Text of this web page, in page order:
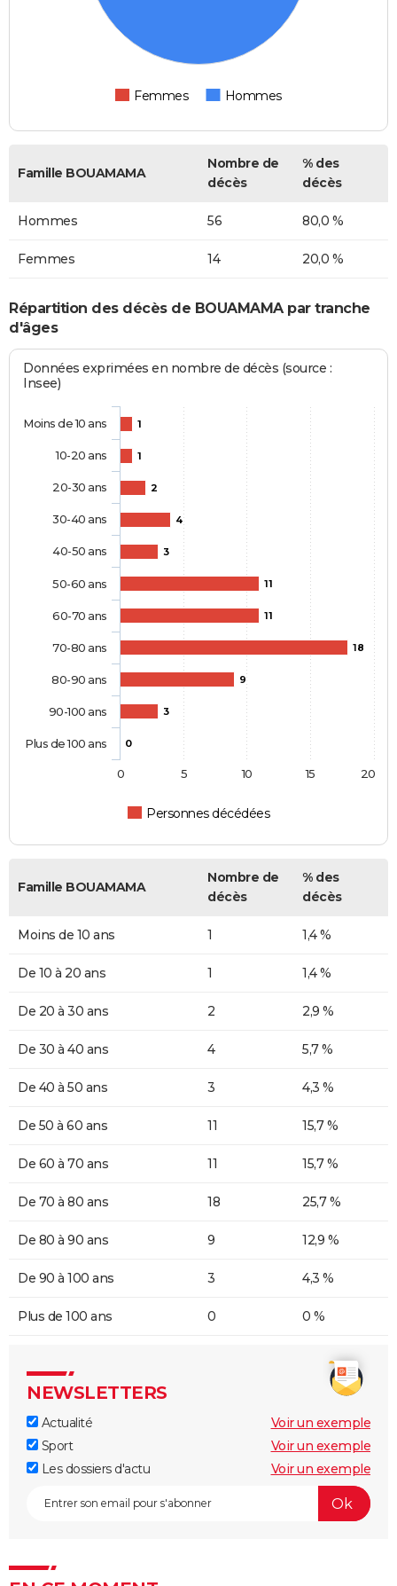
Femmes Hommes
Famille BOUAMAMA
Nombre de
décès
% des
décès
Hommes 56 80,0 %
Femmes 14 20,0 %
Répartition des décès de BOUAMAMA par tranche
d'âges
Données exprimées en nombre de décès (source :
Insee)
1
1
2
4
3
11
11
18
9
3
0
Personnes décédées
Moins de 10 ans
10-20 ans
20-30 ans
30-40 ans
40-50 ans
50-60 ans
60-70 ans
70-80 ans
80-90 ans
90-100 ans
Plus de 100 ans
0 5 10 15 20
Famille BOUAMAMA
Nombre de
décès
% des
décès
Moins de 10 ans 1 1,4 %
De 10 à 20 ans 1 1,4 %
De 20 à 30 ans 2 2,9 %
De 30 à 40 ans 4 5,7 %
De 40 à 50 ans 3 4,3 %
De 50 à 60 ans 11 15,7 %
De 60 à 70 ans 11 15,7 %
De 70 à 80 ans 18 25,7 %
De 80 à 90 ans 9 12,9 %
De 90 à 100 ans 3 4,3 %
Plus de 100 ans 0 0 %
NEWSLETTERS
Actualité
Voir un exemple
Sport
Voir un exemple
Les dossiers d'actu
Voir un exemple